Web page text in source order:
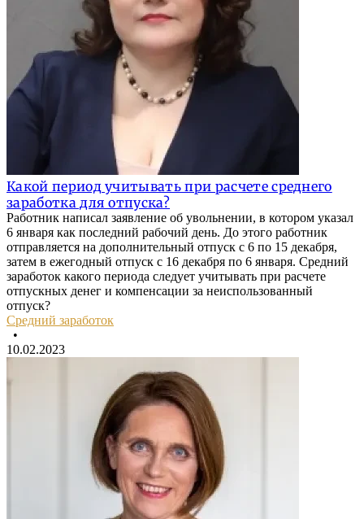
Какой период учитывать при расчете среднего
заработка для отпуска?
Работник написал заявление об увольнении, в котором указал
6 января как последний рабочий день. До этого работник
отправляется на дополнительный отпуск с 6 по 15 декабря,
затем в ежегодный отпуск с 16 декабря по 6 января. Средний
заработок какого периода следует учитывать при расчете
отпускных денег и компенсации за неиспользованный
отпуск?
Средний заработок
•
10.02.2023